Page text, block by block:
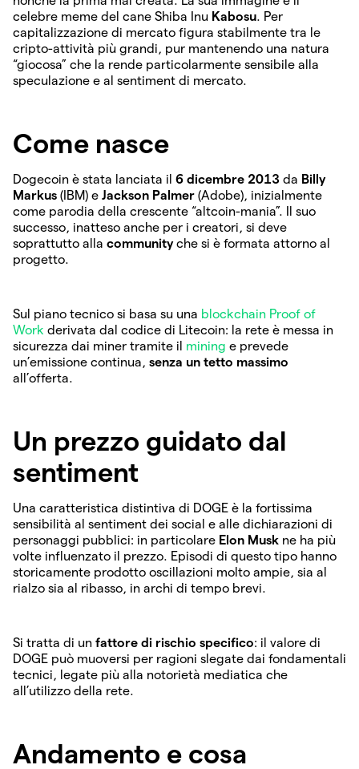
celebre meme del cane Shiba Inu Kabosu. Per
capitalizzazione di mercato figura stabilmente tra le
cripto-attività più grandi, pur mantenendo una natura
“giocosa” che la rende particolarmente sensibile alla
speculazione e al sentiment di mercato.
Come nasce
Dogecoin è stata lanciata il 6 dicembre 2013 da Billy
Markus (IBM) e Jackson Palmer (Adobe), inizialmente
come parodia della crescente “altcoin-mania”. Il suo
successo, inatteso anche per i creatori, si deve
soprattutto alla communityche si è formata attorno al
progetto.
Sul piano tecnico si basa su una blockchain Proof of
Work derivata dal codice di Litecoin: la rete è messa in
sicurezza dai miner tramite il mining e prevede
un’emissione continua, senza un tetto massimo
all’offerta.
Un prezzo guidato dal
sentiment
Una caratteristica distintiva di DOGE è la fortissima
sensibilità al sentiment dei social e alle dichiarazioni di
personaggi pubblici: in particolare Elon Musk ne ha più
volte influenzato il prezzo. Episodi di questo tipo hanno
storicamente prodotto oscillazioni molto ampie, sia al
rialzo sia al ribasso, in archi di tempo brevi.
Si tratta di un fattore di rischio specifico: il valore di
DOGE può muoversi per ragioni slegate dai fondamentali
tecnici, legate più alla notorietà mediatica che
all’utilizzo della rete.
Andamento e cosa